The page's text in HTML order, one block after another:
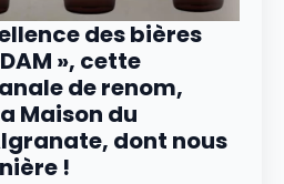
des bières
», cette
de renom,
Maison du
dont nous
!